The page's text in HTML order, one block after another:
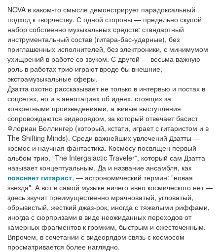
NOVA в каком-то смысле демонстрирует парадоксальный
подход к творчеству. С одной стороны — предельно скупой
набор собственно музыкальных средств: стандартный
инструментальный состав (гитара-бас-ударные), без
приглашенных исполнителей, без электроники, с минимумом
ухищрений в работе со звуком. С другой — весьма важную
роль в работах трио играют вроде бы внешние,
экстрамузыкальные сферы.
Дзатта охотно рассказывает не только в интервью и постах в
соцсетях, но и в аннотациях об идеях, стоящих за
конкретными произведениями, а живые выступления
сопровождаются видеорядом, за который отвечает басист
Флориан Боллингер (который, кстати, играет с гитаристом и в
The Shifting Minds). Среди важнейших увлечений Дзатты —
космос и научная фантастика. Космосу посвящен первый
альбом трио, “The Intergalactic Traveler”, который сам Дзатта
называет концептуальным. Да и название ансамбля, как
поясняет гитарист, — астрономический термин: "новая
звезда". А вот в самой музыке ничего явно космического нет —
здесь звучит преимущественно мрачноватый, угловатый,
обрывистый, жесткий джаз-рок, иногда с тяжелыми риффами,
иногда с сюрпризами в виде неожиданных переходов от
камерных фрагментов к громким, быстрым и ожесточенным.
Впрочем, в сочетании с видеорядом связь с космосом
просматривается более наглядно.